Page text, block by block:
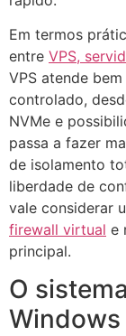
Em termos
entre VPS,
VPS atende
controlado,
NVMe e
passa a fazer
de isolamento
liberdade de
vale considerar
firewall virtual e
principal.
O
Windows